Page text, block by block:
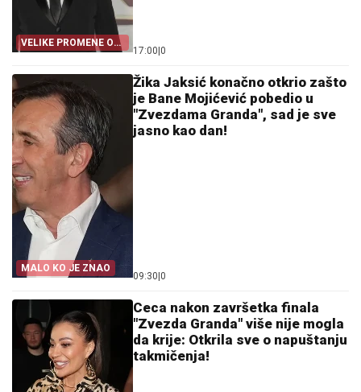
VELIKE PROMENE OD
SEPTEMBRA
17:00|0
MALO KO JE ZNAO
Žika Jaksić konačno otkrio zašto
je Bane Mojićević pobedio u
"Zvezdama Granda", sad je sve
jasno kao dan!
09:30|0
Ceca nakon završetka finala
"Zvezda Granda" više nije mogla
da krije: Otkrila sve o napuštanju
takmičenja!